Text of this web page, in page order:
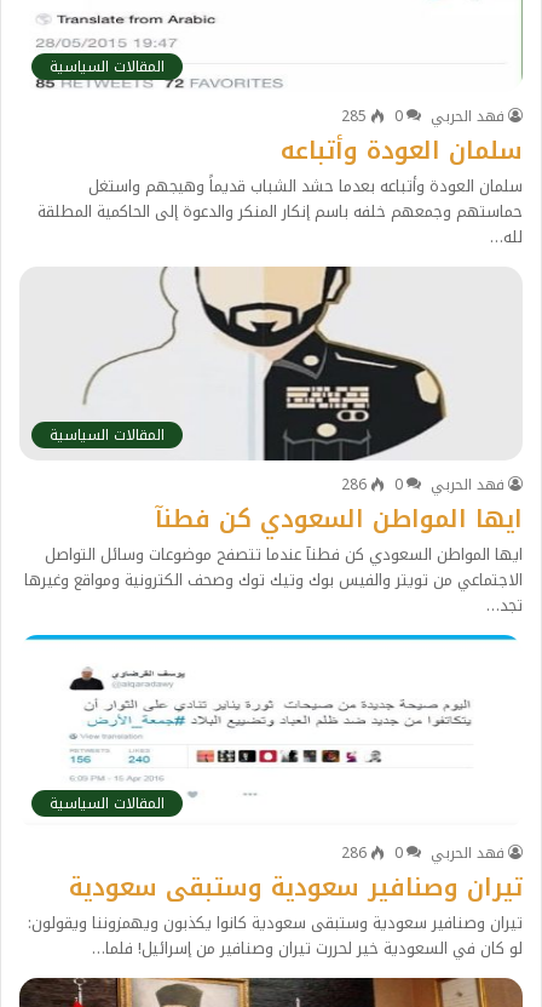
المقالات السياسية
فهد الحربي
0
285
سلمان العودة وأتباعه
سلمان العودة وأتباعه بعدما حشد الشباب قديماً وهيجهم واستغل
حماستهم وجمعهم خلفه باسم إنكار المنكر والدعوة إلى الحاكمية المطلقة
لله…
المقالات السياسية
فهد الحربي
0
286
ايها المواطن السعودي كن فطنآ
ايها المواطن السعودي كن فطنآ عندما تتصفح موضوعات وسائل التواصل
الاجتماعي من تويتر والفيس بوك وتيك توك وصحف الكترونية ومواقع وغيرها
تجد…
المقالات السياسية
فهد الحربي
0
286
تيران وصنافير سعودية وستبقى سعودية
تيران وصنافير سعودية وستبقى سعودية كانوا يكذبون ويهمزوننا ويقولون:
لو كان في السعودية خير لحررت تيران وصنافير من إسرائيل! فلما…